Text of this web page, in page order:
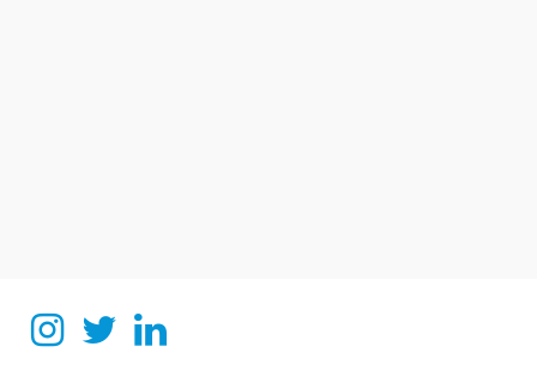
Instagram
TwitterLinkedin